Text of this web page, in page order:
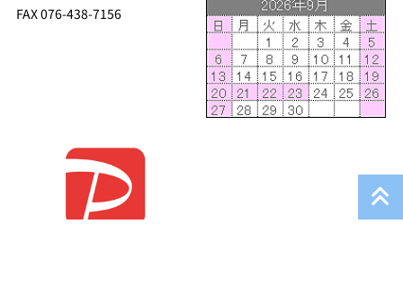
FAX 076-438-7156